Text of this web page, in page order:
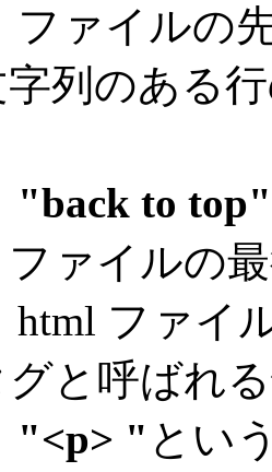
ファイルの
列のある
"back to top"
ァイルの
html ファ
と呼ばれ
"<p> " とい